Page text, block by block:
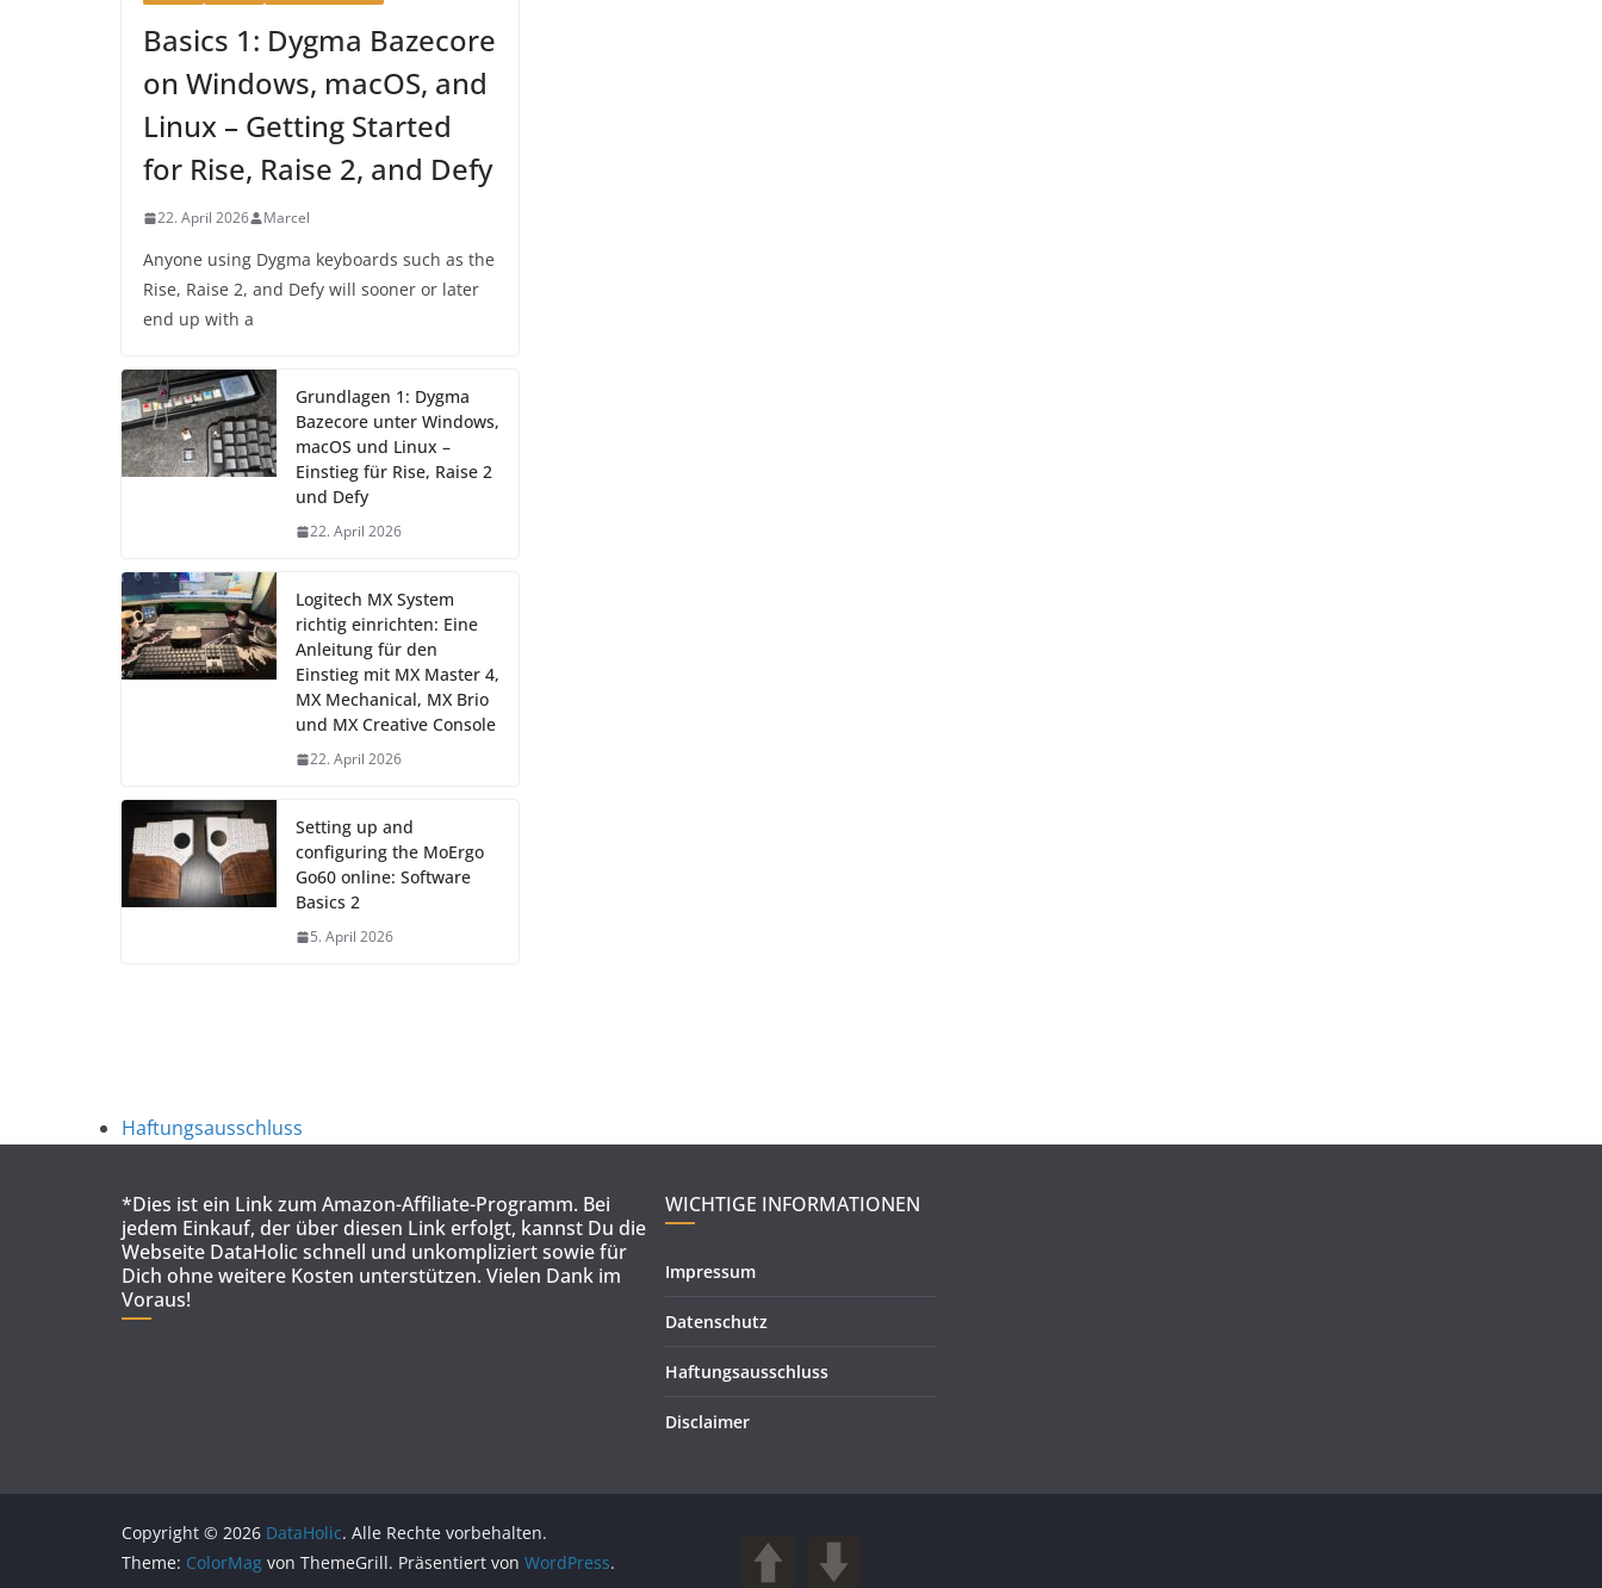
Basics 1: Dygma Bazecore
on Windows, macOS, and
Linux – Getting Started
for Rise, Raise 2, and Defy
22. April 2026 Marcel
Anyone using Dygma keyboards such as the
Rise, Raise 2, and Defy will sooner or later
end up with a
Grundlagen 1: Dygma
Bazecore unter Windows,
macOS und Linux –
Einstieg für Rise, Raise 2
und Defy
22. April 2026
Logitech MX System
richtig einrichten: Eine
Anleitung für den
Einstieg mit MX Master 4,
MX Mechanical, MX Brio
und MX Creative Console
22. April 2026
Setting up and
configuring the MoErgo
Go60 online: Software
Basics 2
5. April 2026
Haftungsausschluss
*Dies ist ein Link zum Amazon-Affiliate-Programm. Bei
jedem Einkauf, der über diesen Link erfolgt, kannst Du die
Webseite DataHolic schnell und unkompliziert sowie für
Dich ohne weitere Kosten unterstützen. Vielen Dank im
Voraus!
WICHTIGE INFORMATIONEN
Impressum
Datenschutz
Haftungsausschluss
Disclaimer
Copyright © 2026 DataHolic. Alle Rechte vorbehalten.
Theme: ColorMag von ThemeGrill. Präsentiert von WordPress.